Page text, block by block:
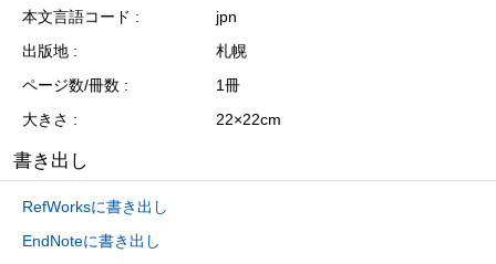
本文言語コード
jpn
出版地
札幌
ページ数/冊数
1冊
大きさ
22×22cm
書き出し
RefWorksに書き出し
EndNoteに書き出し